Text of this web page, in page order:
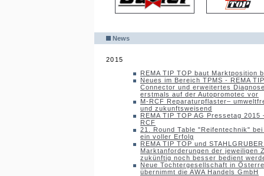
News
2015
REMA TIP TOP baut Marktposition
Neues im Bereich TPMS - REMA
Connector und erweitertes
erstmals auf der Autopromotec vor
M-RCF Reparaturpflaster–
und zukunftsweisend
REMA TIP TOP AG Pressetag
RCF
21. Round Table "Reifentechnik"
ein voller Erfolg
REMA TIP TOP und
Marktanforderungen der jeweiligen
zukünftig noch besser bedient
Neue Tochtergesellschaft in
übernimmt die AWA Handels GmbH